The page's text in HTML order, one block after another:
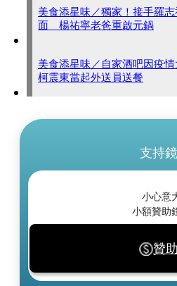
美食添星味／獨家！接手羅
面 楊祐寧老爸重啟元鍋
美食添星味／自家酒吧因疫
柯震東當起外送員送餐
支持
小心意
小額贊助
贊